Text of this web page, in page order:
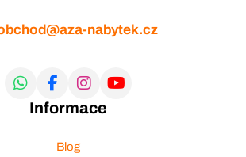
nabytek.cz
Informace
Blog